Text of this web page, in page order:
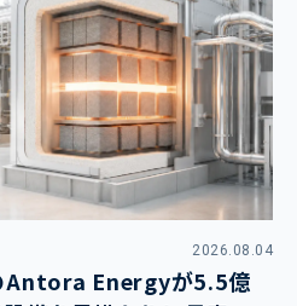
2026.08.04
Antora Energyが5.5億